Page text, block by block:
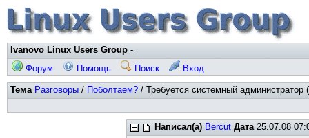
Ivanovo Linux Users Group -
Форум
Помощь Поиск Вход
Тема Разговоры / Поболтаем? / Требуется системный администратор
Написал(а) Bercut Дата25.07.08